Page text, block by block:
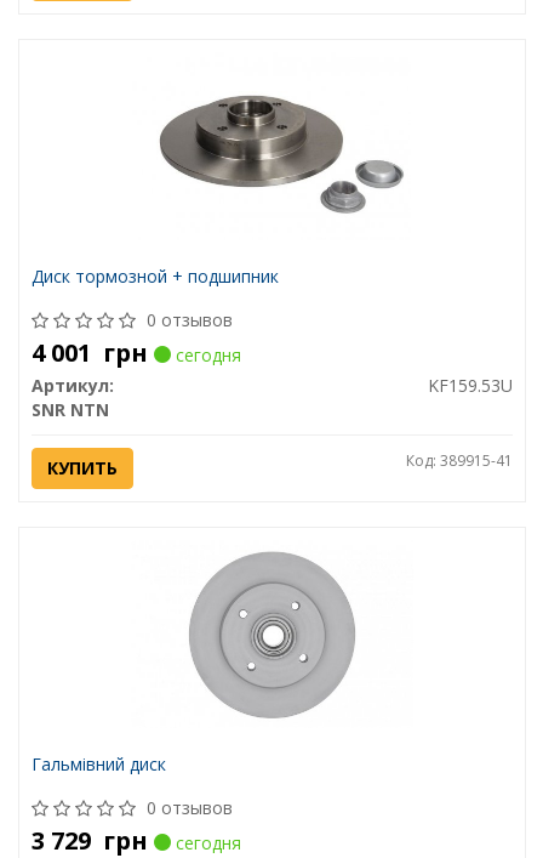
Диск тормозной + подшипник
0 отзывов
4 001 грн
сегодня
Артикул:
KF159.53U
SNR NTN
КУПИТЬ Код: 389915-41
Гальмівний диск
0 отзывов
3 729 грн сегодня